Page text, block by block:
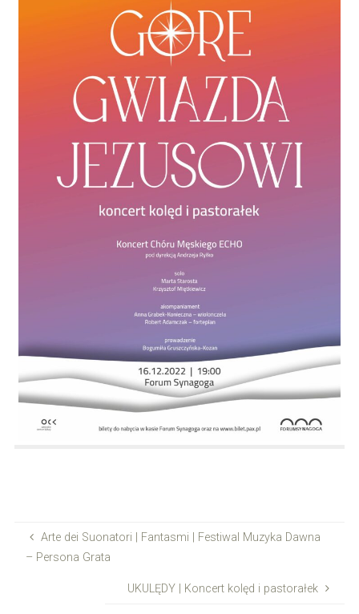
Arte dei Suonatori | Fantasmi | Festiwal Muzyka Dawna
– Persona Grata
UKULĘDY | Koncert kolęd i pastorałek